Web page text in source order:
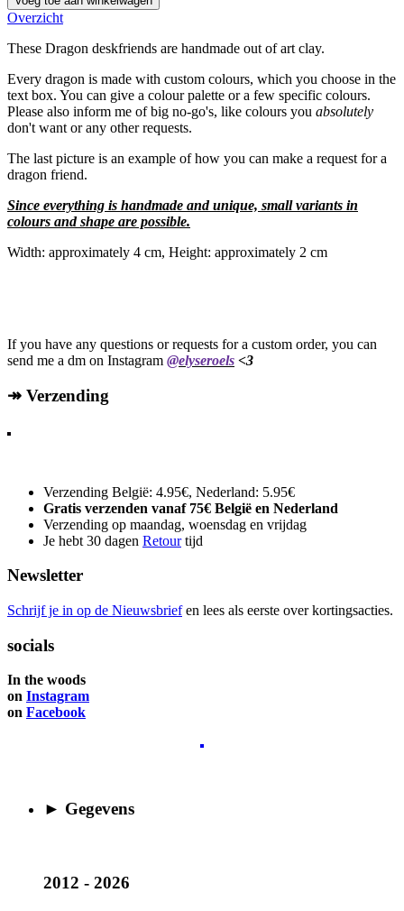
Overzicht
These Dragon deskfriends are handmade out of art clay.
Every dragon is made with custom colours, which you choose in the
text box. You can give a colour palette or a few specific colours.
Please also inform me of big no-go's, like colours you absolutely
don't want or any other requests.
The last picture is an example of how you can make a request for a
dragon friend.
Since everything is handmade and unique, small variants in
colours and shape are possible.
Width: approximately 4 cm, Height: approximately 2 cm
If you have any questions or requests for a custom order, you can
send me a dm on Instagram @elyseroels <3
↠ Verzending
Verzending België: 4.95€, Nederland: 5.95€
Gratis verzenden vanaf 75€ België en Nederland
Verzending op maandag, woensdag en vrijdag
Je hebt 30 dagen Retourtijd
Newsletter
Schrijf je in op de Nieuwsbriefen lees als eerste over kortingsacties.
socials
In the woods
on Instagram
on Facebook
► Gegevens
2012 - 2026